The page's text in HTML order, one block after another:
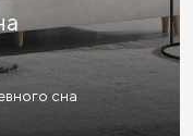
в стиле лофт
Кровати без изголовья
сна